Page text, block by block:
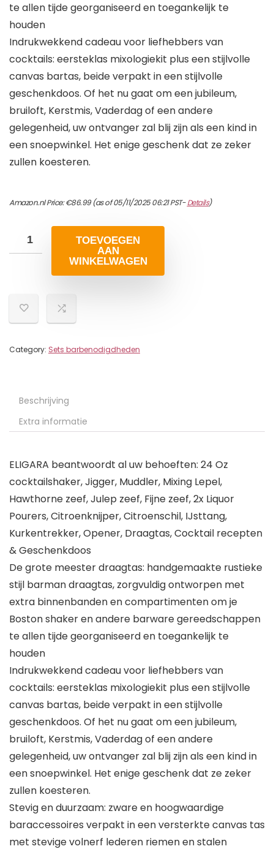
te allen tijde georganiseerd en toegankelijk te
houden
Indrukwekkend cadeau voor liefhebbers van
cocktails: eersteklas mixologiekit plus een stijlvolle
canvas bartas, beide verpakt in een stijlvolle
geschenkdoos. Of het nu gaat om een jubileum,
bruiloft, Kerstmis, Vaderdag of een andere
gelegenheid, uw ontvanger zal blij zijn als een kind in
een snoepwinkel. Het enige geschenk dat ze zeker
zullen koesteren.
Amazon.nl Price:€86.99(as of 05/11/2025 06:21 PST-Details)
TOEVOEGEN
AAN
WINKELWAGEN
Category: Sets barbenodigdheden
Beschrijving
Extra informatie
ELIGARA beantwoordt al uw behoeften: 24 Oz
cocktailshaker, Jigger, Muddler, Mixing Lepel,
Hawthorne zeef, Julep zeef, Fijne zeef, 2x Liquor
Pourers, Citroenknijper, Citroenschil, IJsttang,
Kurkentrekker, Opener, Draagtas, Cocktail recepten
& Geschenkdoos
De grote meester draagtas: handgemaakte rustieke
stijl barman draagtas, zorgvuldig ontworpen met
extra binnenbanden en compartimenten om je
Boston shaker en andere barware gereedschappen
te allen tijde georganiseerd en toegankelijk te
houden
Indrukwekkend cadeau voor liefhebbers van
cocktails: eersteklas mixologiekit plus een stijlvolle
canvas bartas, beide verpakt in een stijlvolle
geschenkdoos. Of het nu gaat om een jubileum,
bruiloft, Kerstmis, Vaderdag of een andere
gelegenheid, uw ontvanger zal blij zijn als een kind in
een snoepwinkel. Het enige geschenk dat ze zeker
zullen koesteren.
Stevig en duurzaam: zware en hoogwaardige
baraccessoires verpakt in een versterkte canvas tas
met stevige volnerf lederen riemen en stalen